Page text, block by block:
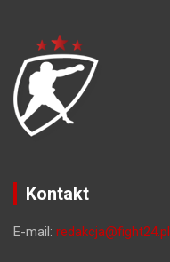
Kontakt
E-mail: redakcja@fight24.pl